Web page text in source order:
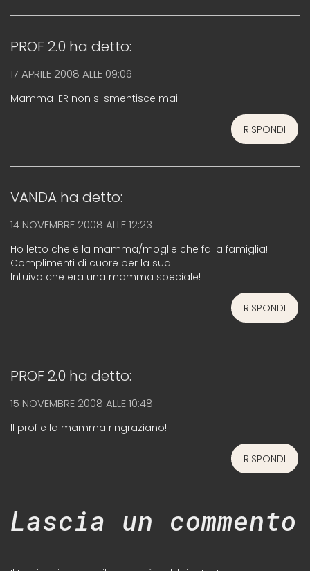
PROF 2.0 ha detto:
17 APRILE 2008 ALLE 09:06
Mamma-ER non si smentisce mai!
RISPONDI
VANDA ha detto:
14 NOVEMBRE 2008 ALLE 12:23
Ho letto che è la mamma/moglie che fa la famiglia!
Complimenti di cuore per la sua!
Intuivo che era una mamma speciale!
RISPONDI
PROF 2.0 ha detto:
15 NOVEMBRE 2008 ALLE 10:48
Il prof e la mamma ringraziano!
RISPONDI
Lascia un commento